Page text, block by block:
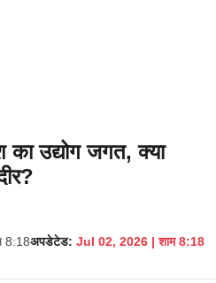
का उद्योग जगत, क्या
8:18अपडेटेड: Jul 02, 2026 | शाम 8:18